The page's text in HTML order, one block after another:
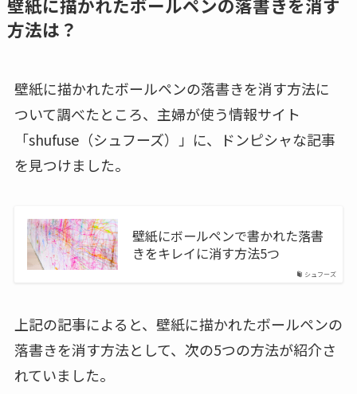
壁紙に描かれたボールペンの落書きを消す
方法は？
壁紙に描かれたボールペンの落書きを消す方法に
ついて調べたところ、主婦が使う情報サイト
「shufuse（シュフーズ）」に、ドンピシャな記事
を見つけました。
シュフーズ
壁紙にボールペンで書かれた落書
きをキレイに消す方法5つ
上記の記事によると、壁紙に描かれたボールペンの
落書きを消す方法として、次の5つの方法が紹介さ
れていました。